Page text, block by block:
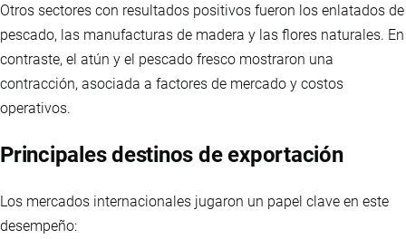
Otros sectores con resultados positivos fueron los enlatados de
pescado, las manufacturas de madera y las flores naturales. En
contraste, el atún y el pescado fresco mostraron una
contracción, asociada a factores de mercado y costos
operativos.
Principales destinos de exportación
Los mercados internacionales jugaron un papel clave en este
desempeño: